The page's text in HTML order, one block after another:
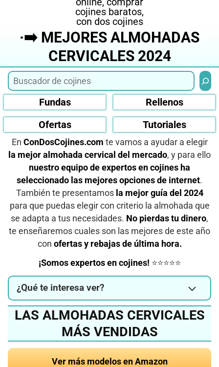
·➡️ MEJORES ALMOHADAS
CERVICALES 2024
Fundas
Rellenos
Ofertas
Tutoriales
En ConDosCojines.com te vamos a ayudar a elegir
la mejor almohada cervical del mercado, y para ello
nuestro equipo de expertos en cojines ha
seleccionado las mejores opciones de internet.
También te presentamos la mejor guía del 2024
para que puedas elegir con criterio la almohada que
se adapta a tus necesidades. No pierdas tu dinero,
te enseñaremos cuales son las mejores de este año
con ofertas y rebajas de última hora.
¡Somos expertos en cojines! ⭐⭐⭐⭐⭐
¿Qué te interesa ver?
LAS ALMOHADAS CERVICALES
MÁS VENDIDAS
Ver más modelos en Amazon